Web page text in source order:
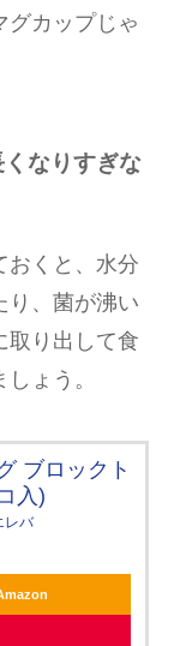
グカップじゃ
なりすぎな
おくと、水分
り、菌が沸い
取り出して食
ょう。
ブロックト
入)
レバ